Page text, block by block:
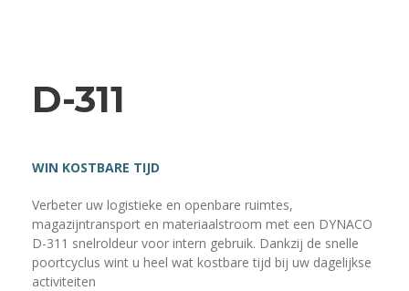
D-311
WIN KOSTBARE TIJD
Verbeter uw logistieke en openbare ruimtes,
magazijntransport en materiaalstroom met een DYNACO
D-311 snelroldeur voor intern gebruik. Dankzij de snelle
poortcyclus wint u heel wat kostbare tijd bij uw dagelijkse
activiteiten